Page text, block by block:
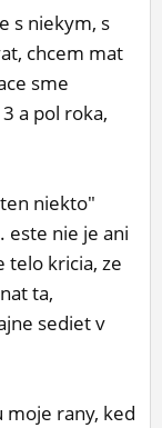
s niekym, s
chcem mat
sme
a pol roka,
niekto"
este nie je ani
telo kricia, ze
ta,
sediet v
moje rany, ked